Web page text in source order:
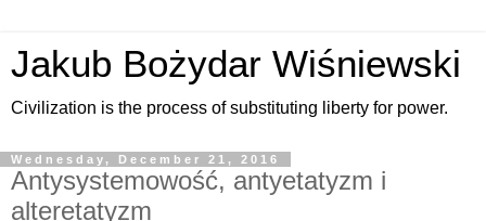
Jakub Bożydar Wiśniewski
Civilization is the process of substituting liberty for power.
Wednesday, December 21, 2016
Antysystemowość, antyetatyzm i
alteretatyzm